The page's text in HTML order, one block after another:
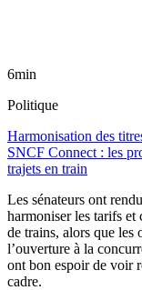
6min
Politique
Harmonisation des
SNCF Connect : les
trajets en train
Les sénateurs ont
harmoniser les tarifs et
de trains, alors que les
l’ouverture à la
ont bon espoir de voir
cadre.